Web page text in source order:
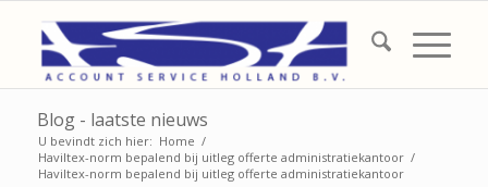
Blog - laatste nieuws
U bevindt zich hier: Home /
Haviltex-norm bepalend bij uitleg offerte administratiekantoor /
Haviltex-norm bepalend bij uitleg offerte administratiekantoor